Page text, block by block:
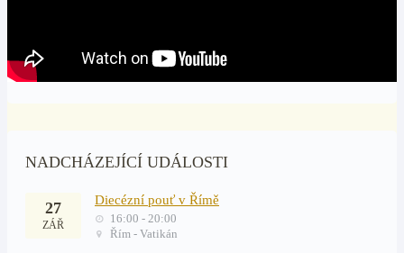
NADCHÁZEJÍCÍ UDÁLOSTI
27
ZÁŘ
Diecézní pouť v Římě
16:00 - 20:00
Řím - Vatikán